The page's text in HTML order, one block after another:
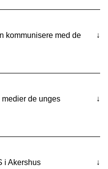
kommunisere med de
↓
de unges
↓
i Akershus
↓